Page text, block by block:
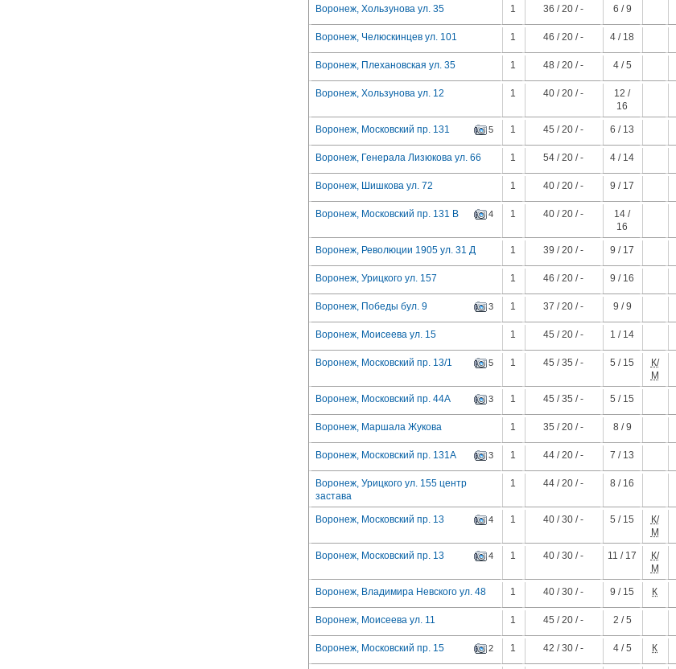
Воронеж, Хользунова ул. 35 1 36 / 20 / - 6 / 9
Воронеж, Челюскинцев ул. 101 1 46 / 20 / - 4 / 18
Воронеж, Плехановская ул. 35 1 48 / 20 / - 4 / 5
Воронеж, Хользунова ул. 12 1 40 / 20 / -
12 /
16
Воронеж, Московский пр. 131 5 1 45 / 20 / - 6 / 13
Воронеж, Генерала Лизюкова ул. 66 1 54 / 20 / - 4 / 14
Воронеж, Шишкова ул. 72 1 40 / 20 / - 9 / 17
Воронеж, Московский пр. 131 В 4 1 40 / 20 / -
14 /
16
Воронеж, Революции 1905 ул. 31 Д 1 39 / 20 / - 9 / 17
Воронеж, Урицкого ул. 157 1 46 / 20 / - 9 / 16
Воронеж, Победы бул. 9 3 1 37 / 20 / - 9 / 9
Воронеж, Моисеева ул. 15 1 45 / 20 / - 1 / 14
Воронеж, Московский пр. 13/1 5 1 45 / 35 / - 5 / 15
К/
М
Воронеж, Московский пр. 44А 3 1 45 / 35 / - 5 / 15
Воронеж, Маршала Жукова 1 35 / 20 / - 8 / 9
Воронеж, Московский пр. 131А 3 1 44 / 20 / - 7 / 13
Воронеж, Урицкого ул. 155 центр
застава
1 44 / 20 / - 8 / 16
Воронеж, Московский пр. 13 4 1 40 / 30 / - 5 / 15
К/
М
Воронеж, Московский пр. 13 4 1 40 / 30 / - 11 / 17
К/
М
Воронеж, Владимира Невского ул. 48 1 40 / 30 / - 9 / 15 К
Воронеж, Моисеева ул. 11 1 45 / 20 / - 2 / 5
Воронеж, Московский пр. 15 2 1 42 / 30 / - 4 / 5 К